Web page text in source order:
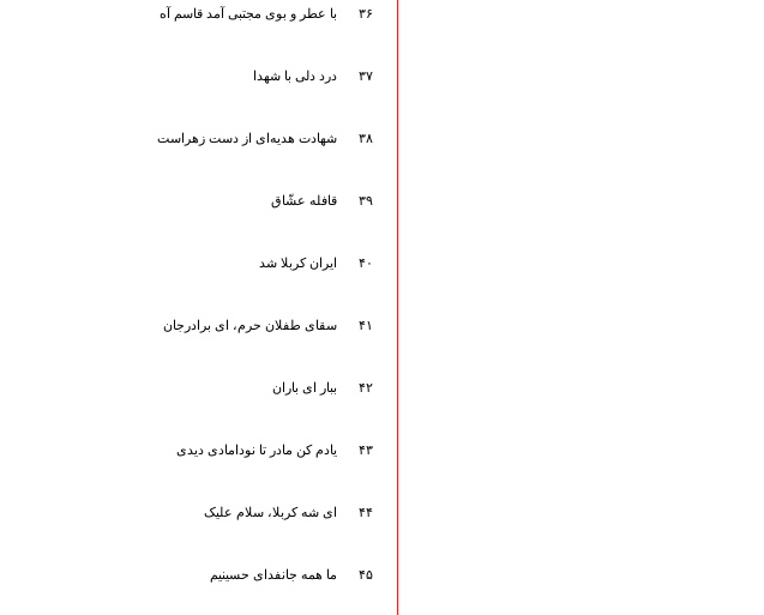
۳۶ با عطر و بوی مجتبی آمد قاسم آه
۳۷ درد دلی با شهدا
۳۸ شهادت هدیه‌ای از دست زهراست
۳۹ قافله عشّاق
۴۰ ایران کربلا شد
۴۱ سقای طفلان حرم، ای برادرجان
۴۲ ببار ای باران
۴۳ یادم کن مادر تا نودامادی دیدی
۴۴ ای شه کربلا، سلام علیک
۴۵ ما همه جانفدای حسینیم